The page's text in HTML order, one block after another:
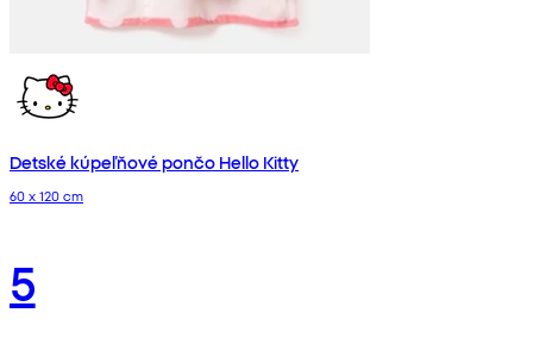
Detské kúpeľňové pončo Hello Kitty
60 x 120 cm
5